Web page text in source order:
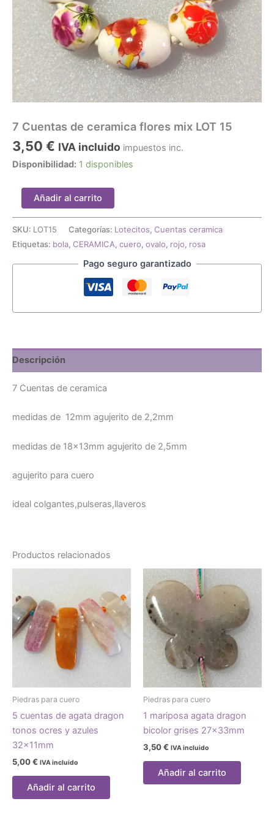
7 Cuentas de ceramica flores mix LOT 15
3,50 € IVA incluido impuestos inc.
Disponibilidad: 1 disponibles
Cuentas
de
ceramica
flores
LOT
Añadir al carrito
SKU: LOT15 Categorías: Lotecitos, Cuentas ceramica
Etiquetas: bola, CERAMICA, cuero, ovalo, rojo, rosa
Pago seguro garantizado
Descripción
7 Cuentas de ceramica
medidas de 12mm agujerito de 2,2mm
medidas de 18x13mm agujerito de 2,5mm
agujerito para cuero
ideal colgantes,pulseras,llaveros
Productos relacionados
Piedras para cuero
5 cuentas de agata dragon
tonos ocres y azules
32x11mm
5,00€ IVA incluido
Añadir al carrito
Piedras para cuero
1 mariposa agata dragon
bicolor grises 27x33mm
3,50€ IVA incluido
Añadir al carrito